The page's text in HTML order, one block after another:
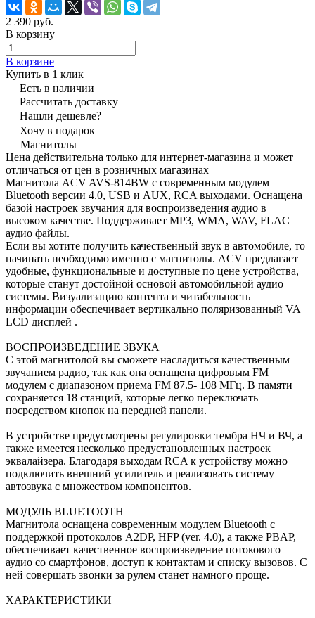
2 390 руб.
В корзину
В корзине
Купить в 1 клик
Есть в наличии
Рассчитать доставку
Нашли дешевле?
Хочу в подарок
Магнитолы
Цена действительна только для интернет-магазина и может
отличаться от цен в розничных магазинах
Магнитола ACV AVS-814BW с современным модулем
Bluetooth версии 4.0, USB и AUX, RCA выходами. Оснащена
базой настроек звучания для воспроизведения аудио в
высоком качестве. Поддерживает MP3, WMA, WAV, FLAC
аудио файлы.
Если вы хотите получить качественный звук в автомобиле, то
начинать необходимо именно с магнитолы. ACV предлагает
удобные, функциональные и доступные по цене устройства,
которые станут достойной основой автомобильной аудио
системы. Визуализацию контента и читабельность
информации обеспечивает вертикально поляризованный VA
LCD дисплей .
ВОСПРОИЗВЕДЕНИЕ ЗВУКА
С этой магнитолой вы сможете насладиться качественным
звучанием радио, так как она оснащена цифровым FM
модулем c диапазоном приема FM 87.5- 108 МГц. В памяти
сохраняется 18 станций, которые легко переключать
посредством кнопок на передней панели.
В устройстве предусмотрены регулировки тембра НЧ и ВЧ, а
также имеется несколько предустановленных настроек
эквалайзера. Благодаря выходам RCA к устройству можно
подключить внешний усилитель и реализовать систему
автозвука с множеством компонентов.
МОДУЛЬ BLUETOOTH
Магнитола оснащена современным модулем Bluetooth с
поддержкой протоколов A2DP, HFP (ver. 4.0), а также PBAP,
обеспечивает качественное воспроизведение потокового
аудио со смартфонов, доступ к контактам и списку вызовов. С
ней совершать звонки за рулем станет намного проще.
ХАРАКТЕРИСТИКИ